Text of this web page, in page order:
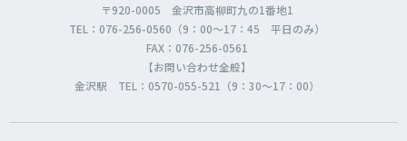
〒920-0005 金沢市高柳町九の1番地1
TEL：076-256-0560（9：00～17：45 平日のみ）
FAX：076-256-0561
【お問い合わせ全般】
金沢駅 TEL：0570-055-521（9：30～17：00）